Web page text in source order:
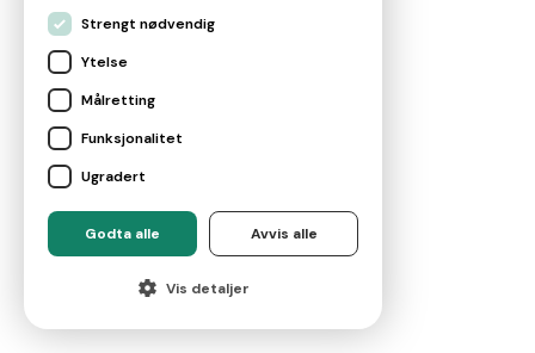
Strengt nødvendig
Ytelse
Målretting
Funksjonalitet
Ugradert
Godta alle Avvis alle
Vis detaljer